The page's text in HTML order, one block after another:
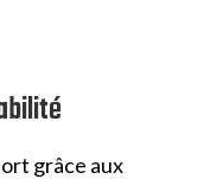
grâce aux